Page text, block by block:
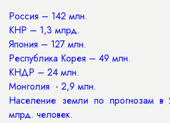
Россия – 142 млн.
КНР – 1,3 млрд.
Япония – 127 млн.
Республика Корея – 49 млн.
КНДР – 24 млн.
Монголия - 2,9 млн.
Население земли по прогнозам
млрд. человек.